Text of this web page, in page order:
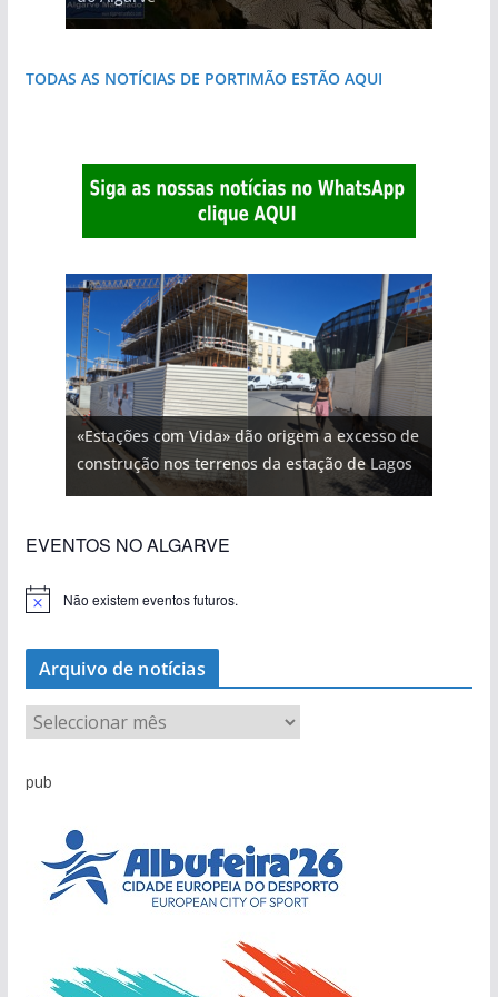
TODAS AS NOTÍCIAS DE PORTIMÃO ESTÃO AQUI
«Estações com Vida» dão origem a excesso de
construção nos terrenos da estação de Lagos
EVENTOS NO ALGARVE
Não existem eventos futuros.
Arquivo de notícias
r
pub